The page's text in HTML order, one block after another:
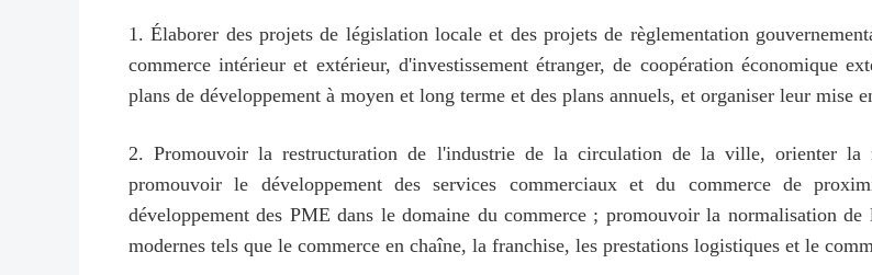
1. Élaborer des projets de législation locale et des projets de règlementation
commerce intérieur et extérieur, d'investissement étranger, de coopération économique
plans de développement à moyen et long terme et des plans annuels, et organiser leur mise
2. Promouvoir la restructuration de l'industrie de la circulation de la ville, orienter la
promouvoir le développement des services commerciaux et du commerce de
développement des PME dans le domaine du commerce ; promouvoir la normalisation
modernes tels que le commerce en chaîne, la franchise, les prestations logistiques et le